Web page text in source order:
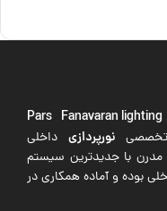
Pars Fanavaran lighting
تخصصی نورپردازی داخلی
مدرن با جدیدترین سیستم
بوده و آماده همکاری در